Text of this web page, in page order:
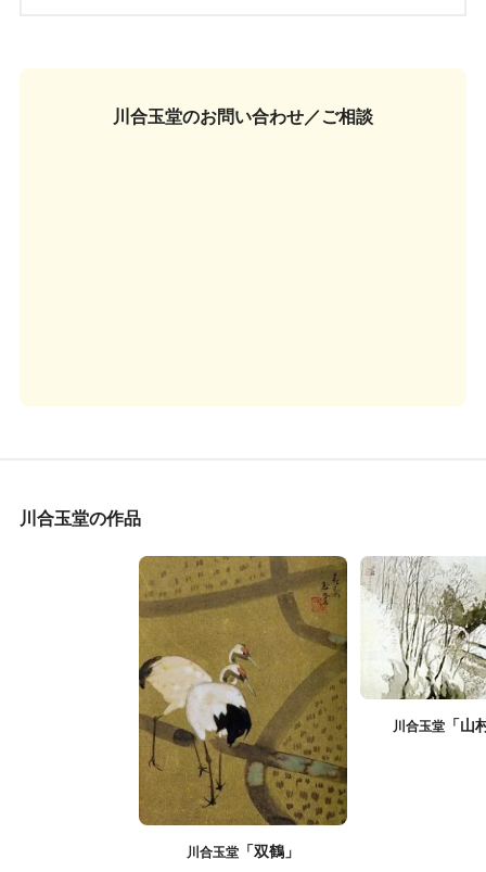
川合玉堂のお問い合わせ／ご相談
川合玉堂の作品
川合玉堂 「双鶴」
川合玉堂 「山